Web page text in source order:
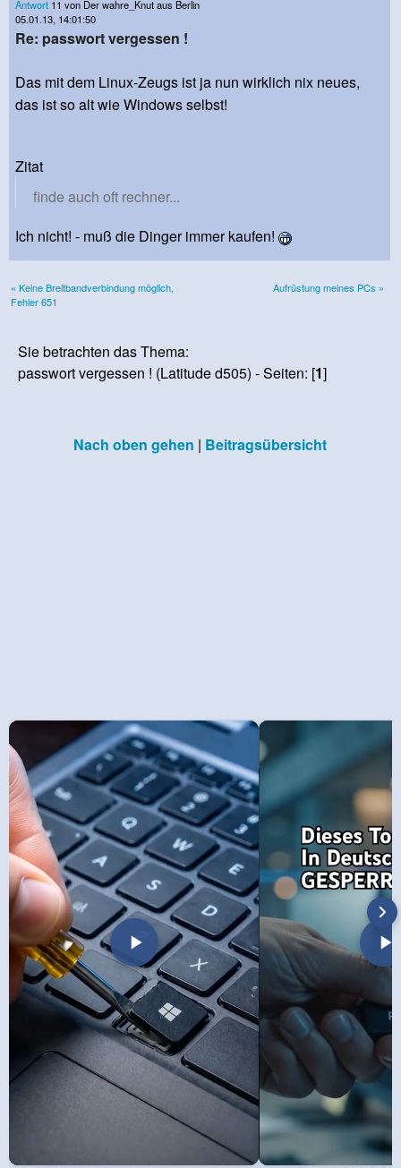
Antwort 11 von Der wahre_Knut aus Berlin
05.01.13, 14:01:50
Re: passwort vergessen !
Das mit dem Linux-Zeugs ist ja nun wirklich nix neues,
das ist so alt wie Windows selbst!
Zitat
finde auch oft rechner...
Ich nicht! - muß die Dinger immer kaufen!
« Keine Breitbandverbindung möglich,
Fehler 651
Aufrüstung meines PCs »
Sie betrachten das Thema:
passwort vergessen ! (Latitude d505) - Seiten: [1]
Nach oben gehen | Beitragsübersicht